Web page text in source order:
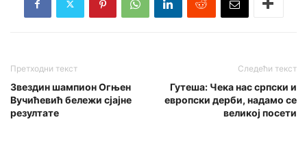
Претходни текст
Звездин шампион Огњен
Вучићевић бележи сјајне
резултате
Следећи текст
Гутеша: Чека нас српски и
европски дерби, надамо се
великој посети